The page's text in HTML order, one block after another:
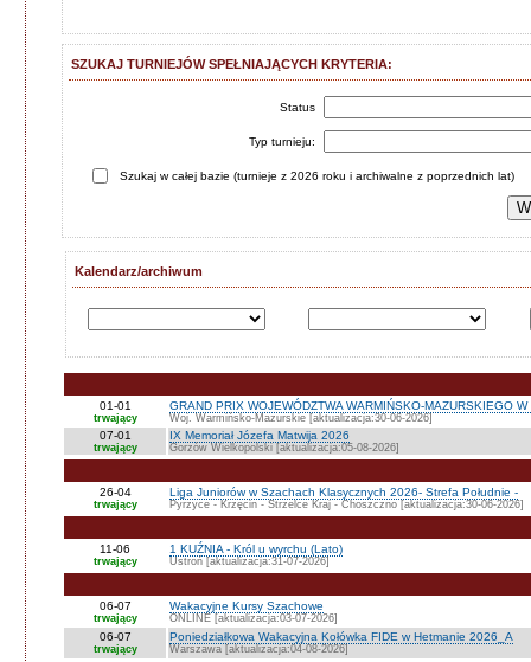
SZUKAJ TURNIEJÓW SPEŁNIAJĄCYCH KRYTERIA:
Status
Typ turnieju:
Szukaj w całej bazie (turnieje z 2026 roku i archiwalne z poprzednich lat)
Kalendarz/archiwum
01-01
trwający
GRAND PRIX WOJEWÓDZTWA WARMIŃSKO-MAZURSKIEGO
Woj. Warmińsko-Mazurskie [aktualizacja:30-06-2026]
07-01
trwający
IX Memoriał Józefa Matwija 2026
Gorzów Wielkopolski [aktualizacja:05-08-2026]
26-04
trwający
Liga Juniorów w Szachach Klasycznych 2026- Strefa Południe -
Pyrzyce - Krzęcin - Strzelce Kraj - Choszczno [aktualizacja:30-06-2026]
11-06
trwający
1 KUŹNIA - Król u wyrchu (Lato)
Ustroń [aktualizacja:31-07-2026]
06-07
trwający
Wakacyjne Kursy Szachowe
ONLINE [aktualizacja:03-07-2026]
06-07
trwający
Poniedziałkowa Wakacyjna Kołówka FIDE w Hetmanie 2026_A
Warszawa [aktualizacja:04-08-2026]